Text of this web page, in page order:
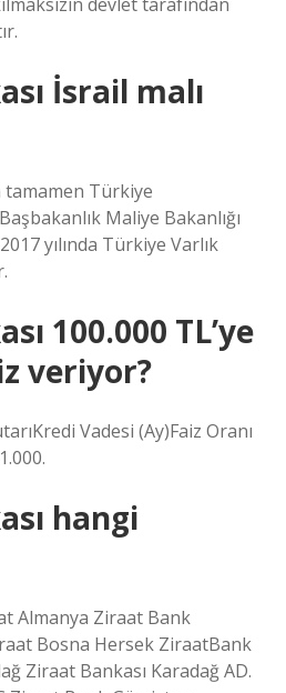
İsrail malı
tamamen Türkiye
Maliye Bakanlığı
yılında Türkiye Varlık
100.000 TL’ye
veriyor?
Vadesi (Ay)Faiz Oranı
hangi
Almanya Ziraat Bank
Bosna Hersek ZiraatBank
Ziraat Bankası Karadağ AD.